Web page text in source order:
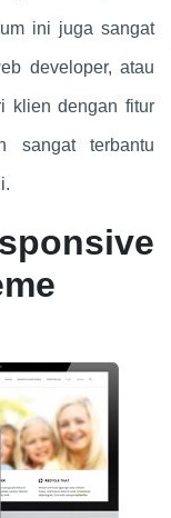
ini juga sangat
developer, atau
klien dengan fitur
sangat terbantu